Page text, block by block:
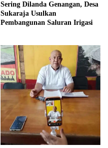
Sering Dilanda Genangan, Desa
Sukaraja Usulkan
Pembangunan Saluran Irigasi